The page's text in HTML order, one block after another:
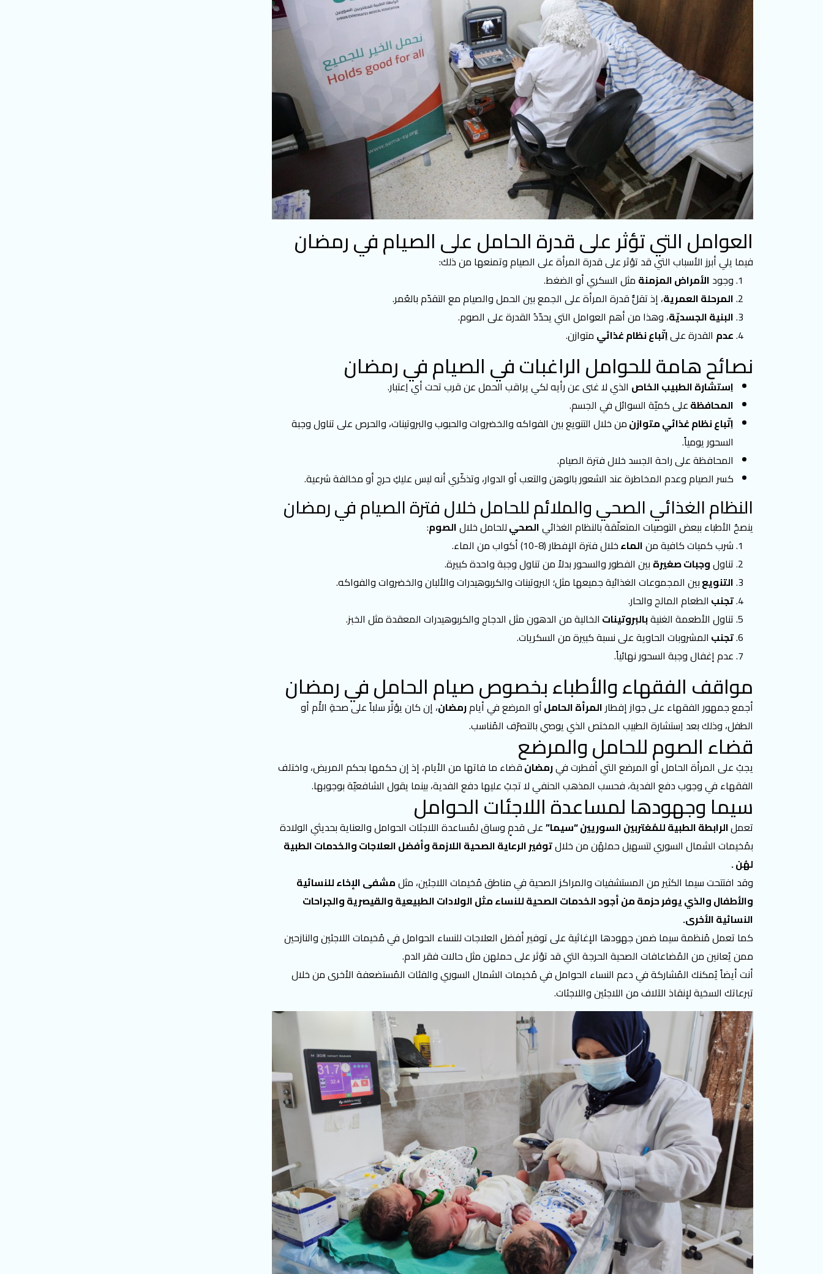
العوامل التي تؤثر على قدرة الحامل على الصيام في رمضان
فيما يلي أبرز الأسباب التي قد تؤثر على قدرة المرأة على الصيام وتمنعها من ذلك:
وجود الأمراض المزمنة مثل السكري أو الضغط.
المرحلة العمرية، إذ تقلُّ قدرة المرأة على الجمع بين الحمل والصيام مع التقدّم بالعُمر.
البنية الجسديّة، وهذا من أهم العوامل التي يحدّدُ القدرة على الصوم.
عدم القدرة علىاِتّباع نظام غذائي متوازن.
نصائح هامة للحوامل الراغبات في الصيام في رمضان
اِستشارة الطبيب الخاص الذي لا غنى عن رأيه لكي يراقب الحمل عن قرب تحت أي اِعتبار.
المحافظةعلى كميّة السوائل في الجسم.
اِتّباع نظام غذائي متوازنمن خلال التنويع بين الفواكه والخضروات والحبوب والبروتينات، والحرص على تناول وجبة
السحور يومياً.
المحافظة على راحة الجسد خلال فترة الصيام.
كسر الصيام وعدم المخاطرة عند الشعور بالوهن والتعب أو الدوار، وتذكّري أنه ليس عليكِ حرج أو مخالفة شرعية.
النظام الغذائي الصحي والملائم للحامل خلال فترة الصيام في رمضان
ينصحُ الأطباء ببعض التوصيات المتعلّقة بالنظام الغذائيالصحيللحامل خلالالصوم:
شرب كميات كافية منالماءخلال فترة الإفطار (8-10) أكواب من الماء.
تناولوجبات صغيرة بين الفطور والسحور بدلاً من تناول وجبة واحدة كبيرة.
التنويعبين المجموعات الغذائية جميعها مثل؛ البروتينات والكربوهيدرات والألبان والخضروات والفواكه.
تجنب الطعام المالح والحار.
تناول الأطعمة الغنيةبالبروتينات الخالية من الدهون مثل الدجاج والكربوهيدرات المعقدة مثل الخبز.
تجنب المشروبات الحاوية على نسبة كبيرة من السكريات.
عدم إغفال وجبة السحور نهائياً.
مواقف الفقهاء والأطباء بخصوص صيام الحامل في رمضان
أجمع جمهور الفقهاء على جواز إفطارالمرأة الحاملأو المرضع في أيامرمضان، إن كان يؤثّر سلباً على صحةِ الأُم أو
الطفل، وذلك بعد اِستشارة الطبيب المختص الذي يوصي بالتصرّف المُناسب.
قضاء الصوم للحامل والمرضع
يجبُ على المرأة الحامل أو المرضع التي أفطرت فيرمضانقضاء ما فاتها من الأيام، إذ إن حكمها بحكم المريض، واختلف
الفقهاء في وجوب دفع الفدية، فحسب المذهب الحنفي لا تجبُ عليها دفع الفدية، بينما يقول الشافعيّة بوجوبها.
سيما وجهودها لمساعدة اللاجئات الحوامل
تعملالرابطة الطبية للمُغتربين السوريين “سيما”على قدمٍ وساق لمُساعدة اللاجئات الحوامل والعناية بحديثي الولادة
بمُخيمات الشمال السوري لتسهيل حملهُن من خلالتوفير الرعاية الصحية اللازمة وأفضل العلاجات والخدمات الطبية
لهُن .
وقد افتتحت سيما الكثير من المستشفيات والمراكز الصحية في مناطق مُخيمات اللاجئين، مثلمشفى الإخاء للنسائية
والأطفال والذي يوفر حزمة من أجود الخدمات الصحية للنساء مثل الولادات الطبيعية والقيصرية والجراحات
النسائية الأخرى.
كما تعمل مُنظمة سيما ضمن جهودها الإغاثية على توفير أفضل العلاجات للنساء الحوامل في مُخيمات اللاجئين والنازحين
ممن يُعانين من المُضاعافات الصحية الحرجة التي قد تؤثر على حملهن مثل حالات فقر الدم.
أنت أيضاً يُمكنك المُشاركة في دعم النساء الحوامل في مُخيمات الشمال السوري والفئات المُستضعفة الأخرى من خلال
تبرعاتك السخية لإنقاذ الآلاف من اللاجئين واللاجئات.